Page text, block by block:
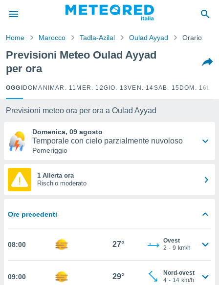
di
per
le
di
Web
Home Marocco Tadla-Azilal Oulad Ayyad Orario
Previsioni Meteo Oulad Ayyad
per ora
OGGI DOMANI MAR. 11 MER. 12GIO. 13VEN. 14SAB. 15 DOM. 16
Previsioni meteo ora per ora a Oulad Ayyad
Domenica, 09 agosto
Temporale con cielo parzialmente nuvoloso
Pomeriggio
1 Allerta ora
Rischio moderato
Ore precedenti
08:00 27°
Ovest
2 - 9 km/h
09:00 29°
Nord-ovest
4 - 14 km/h